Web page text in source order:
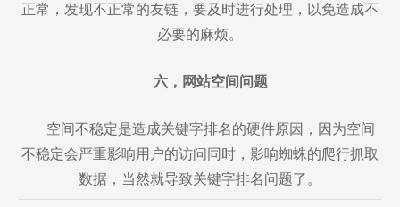
正常，发现不正常的友链，要及时进行处理，以免造成不
必要的麻烦。
六，网站空间问题
空间不稳定是造成关键字排名的硬件原因，因为空间
不稳定会严重影响用户的访问同时，影响蜘蛛的爬行抓取
数据，当然就导致关键字排名问题了。